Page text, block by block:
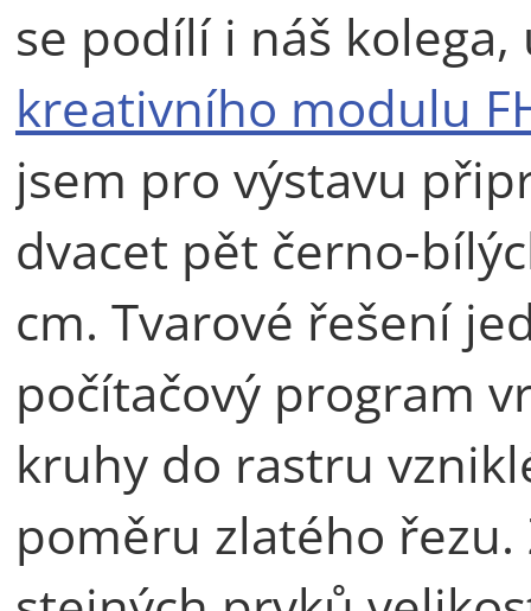
se podílí i náš
kreativního modulu
jsem pro výstavu
dvacet pět černo-
cm. Tvarové řešení
počítačový program
kruhy do rastru
poměru zlatého